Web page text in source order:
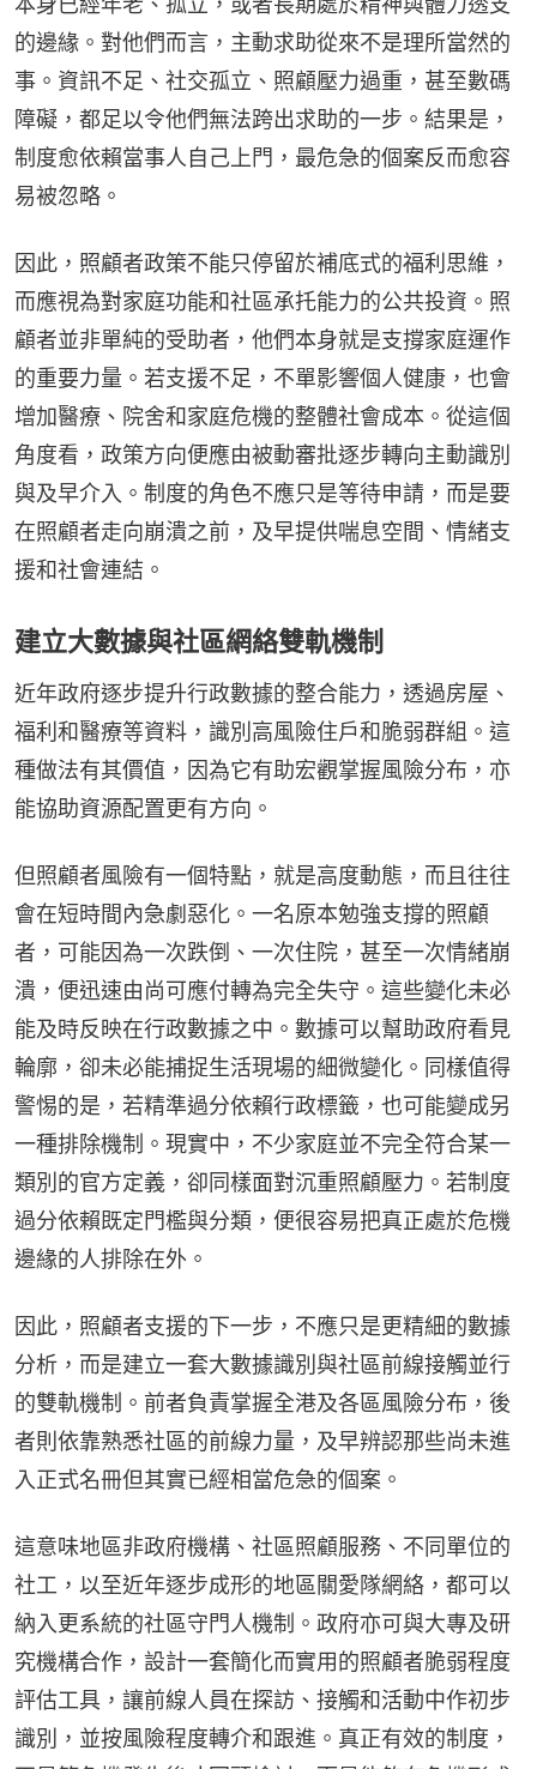
的邊緣。對他們而言，主動求助從來不是理所當然的
事。資訊不足、社交孤立、照顧壓力過重，甚至數碼
障礙，都足以令他們無法跨出求助的一步。結果是，
制度愈依賴當事人自己上門，最危急的個案反而愈容
易被忽略。
因此，照顧者政策不能只停留於補底式的福利思維，
而應視為對家庭功能和社區承托能力的公共投資。照
顧者並非單純的受助者，他們本身就是支撐家庭運作
的重要力量。若支援不足，不單影響個人健康，也會
增加醫療、院舍和家庭危機的整體社會成本。從這個
角度看，政策方向便應由被動審批逐步轉向主動識別
與及早介入。制度的角色不應只是等待申請，而是要
在照顧者走向崩潰之前，及早提供喘息空間、情緒支
援和社會連結。
建立大數據與社區網絡雙軌機制
近年政府逐步提升行政數據的整合能力，透過房屋、
福利和醫療等資料，識別高風險住戶和脆弱群組。這
種做法有其價值，因為它有助宏觀掌握風險分布，亦
能協助資源配置更有方向。
但照顧者風險有一個特點，就是高度動態，而且往往
會在短時間內急劇惡化。一名原本勉強支撐的照顧
者，可能因為一次跌倒、一次住院，甚至一次情緒崩
潰，便迅速由尚可應付轉為完全失守。這些變化未必
能及時反映在行政數據之中。數據可以幫助政府看見
輪廓，卻未必能捕捉生活現場的細微變化。同樣值得
警惕的是，若精準過分依賴行政標籤，也可能變成另
一種排除機制。現實中，不少家庭並不完全符合某一
類別的官方定義，卻同樣面對沉重照顧壓力。若制度
過分依賴既定門檻與分類，便很容易把真正處於危機
邊緣的人排除在外。
因此，照顧者支援的下一步，不應只是更精細的數據
分析，而是建立一套大數據識別與社區前線接觸並行
的雙軌機制。前者負責掌握全港及各區風險分布，後
者則依靠熟悉社區的前線力量，及早辨認那些尚未進
入正式名冊但其實已經相當危急的個案。
這意味地區非政府機構、社區照顧服務、不同單位的
社工，以至近年逐步成形的地區關愛隊網絡，都可以
納入更系統的社區守門人機制。政府亦可與大專及研
究機構合作，設計一套簡化而實用的照顧者脆弱程度
評估工具，讓前線人員在探訪、接觸和活動中作初步
識別，並按風險程度轉介和跟進。真正有效的制度，